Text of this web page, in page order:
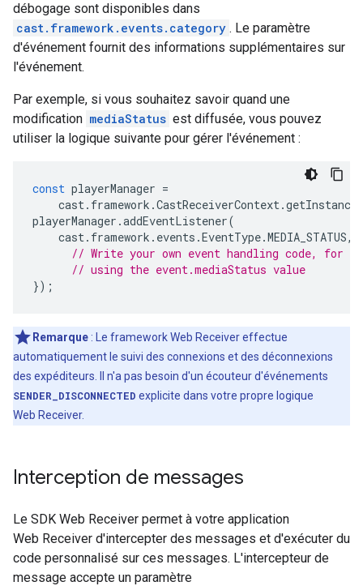
débogage sont disponibles dans
cast.framework.events.category . Le paramètre
d'événement fournit des informations supplémentaires sur
l'événement.
Par exemple, si vous souhaitez savoir quand une
modification mediaStatus est diffusée, vous pouvez
utiliser la logique suivante pour gérer l'événement :
const playerManager =
cast. framework .CastReceiverContext.getInstance
playerManager .addEventListener(
cast. framework . events .EventType.MEDIA_STATUS,
// Write your own event handling code, for
// using the event.mediaStatus value
});
Remarque : Le framework Web Receiver effectue
automatiquement le suivi des connexions et des déconnexions
des expéditeurs. Il n'a pas besoin d'un écouteur d'événements
SENDER_DISCONNECTED explicite dans votre propre logique
Web Receiver.
Interception de messages
Le SDK Web Receiver permet à votre application
Web Receiver d'intercepter des messages et d'exécuter du
code personnalisé sur ces messages. L'intercepteur de
message accepte un paramètre